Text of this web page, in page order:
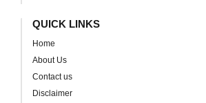
QUICK LINKS
Home
About Us
Contact us
Disclaimer